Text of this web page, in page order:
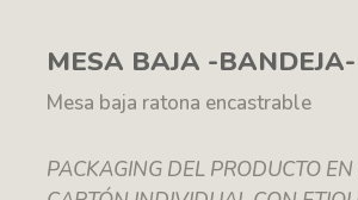
MESA BAJA -BANDEJA-
Mesa baja ratona encastrable
PACKAGING DEL PRODUCTO